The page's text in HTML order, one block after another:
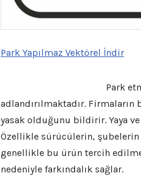
Park Yapılmaz Vektörel İndir
Park
adlandırılmaktadır.
yasak olduğunu bildirir. Yaya
Özellikle sürücülerin,
genellikle bu ürün tercih
nedeniyle farkındalık sağlar.